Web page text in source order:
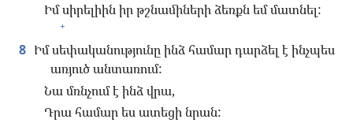
Իմ սիրելիին իր թշնամիների ձեռքն եմ մատնել:
+
8 Իմ սեփականությունը ինձ համար դարձել է ինչպես
առյուծ անտառում:
Նա մռնչում է ինձ վրա,
Դրա համար ես ատեցի նրան: